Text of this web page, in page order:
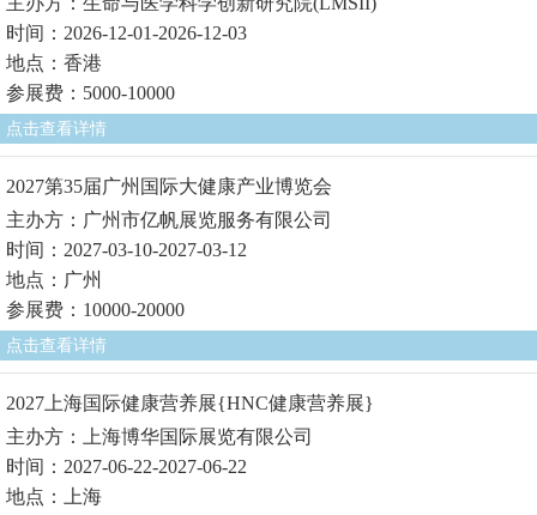
时间：2026-12-01-2026-12-03
地点：香港
参展费：5000-10000
点击查看详情
2027第35届广州国际大健康产业博览会
主办方：广州市亿帆展览服务有限公司
时间：2027-03-10-2027-03-12
地点：广州
参展费：10000-20000
点击查看详情
2027上海国际健康营养展{HNC健康营养展}
主办方：上海博华国际展览有限公司
时间：2027-06-22-2027-06-22
地点：上海